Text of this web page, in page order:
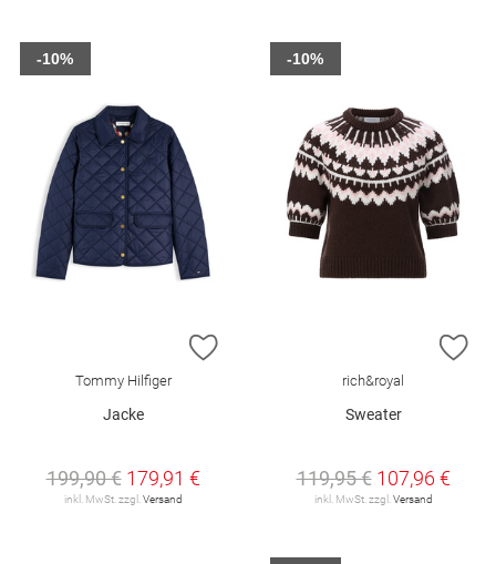
ZUR WUNSCHLISTE HINZUFÜGEN
Tommy Hilfiger
Jacke
199,90 € 179,91 €
inkl. MwSt. zzgl. Versand
-10%
rich&royal
Sweater
119,95 € 107,96 €
inkl. MwSt. zzgl. Versand
-10%